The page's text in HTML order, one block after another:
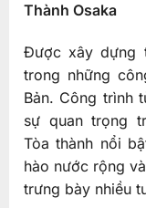
Thành Osaka
Được xây dựng
trong những
Bản. Công trình
sự quan trọng
Tòa thành nổi
hào nước rộng
trưng bày nhiều